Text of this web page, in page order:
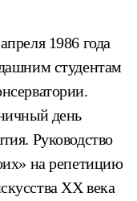
1986 года
студентам
день
Руководство
на репетицию
XX века